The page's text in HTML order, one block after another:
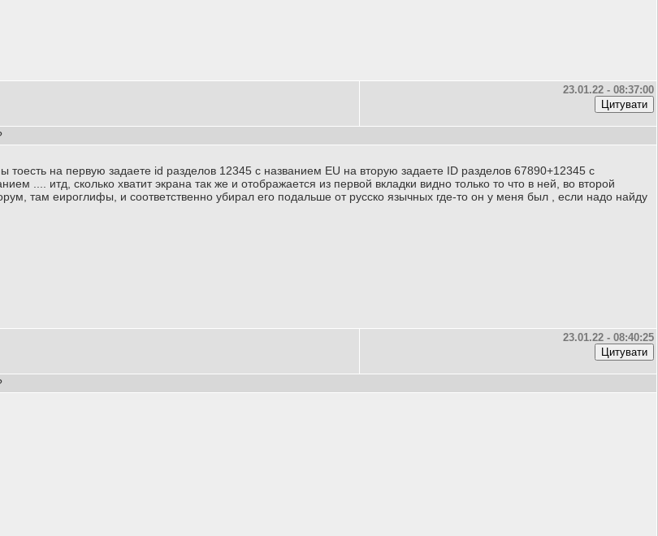
23.01.22 - 08:37:00
тоесть на первую задаете id разделов 12345 с названием EU на вторую задаете ID разделов 67890+12345 с
.... итд, сколько хватит экрана так же и отображается из первой вкладки видно только то что в ней, во второй
там еироглифы, и соответственно убирал его подальше от русско язычных где-то он у меня был , если надо найду
23.01.22 - 08:40:25